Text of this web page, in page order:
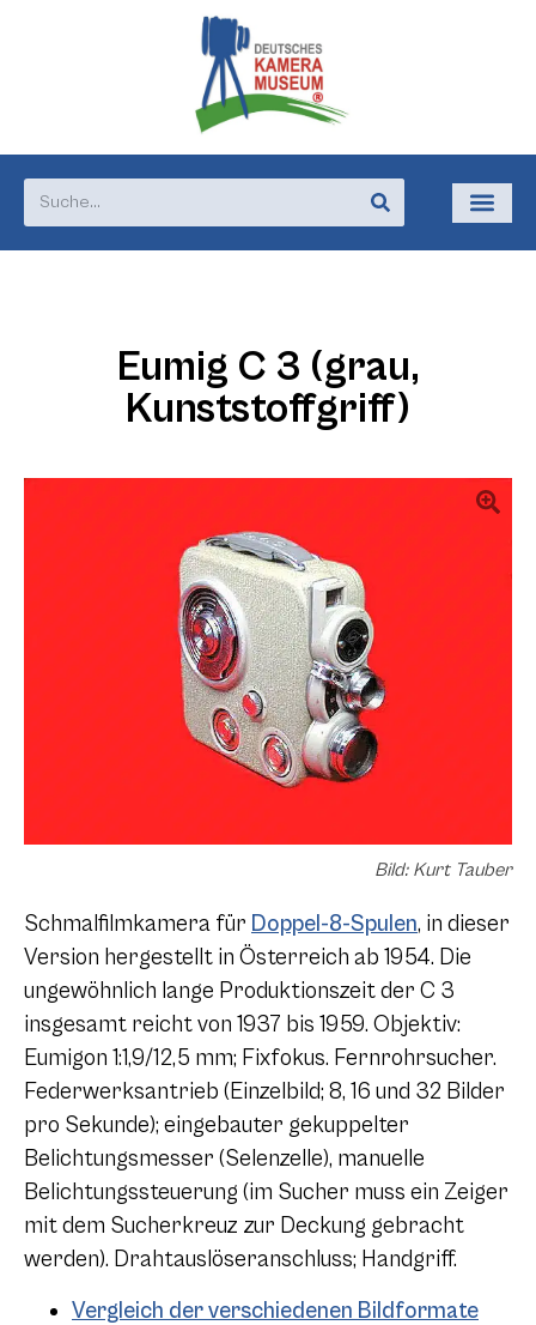
Eumig C 3 (grau,
Kunststoffgriff)
Bild: Kurt Tauber
Schmalfilmkamera für Doppel-8-Spulen, in dieser
Version hergestellt in Österreich ab 1954. Die
ungewöhnlich lange Produktionszeit der C 3
insgesamt reicht von 1937 bis 1959. Objektiv:
Eumigon 1:1,9/12,5 mm; Fixfokus. Fernrohrsucher.
Federwerksantrieb (Einzelbild; 8, 16 und 32 Bilder
pro Sekunde); eingebauter gekuppelter
Belichtungsmesser (Selenzelle), manuelle
Belichtungssteuerung (im Sucher muss ein Zeiger
mit dem Sucherkreuz zur Deckung gebracht
werden). Drahtauslöseranschluss; Handgriff.
Vergleich der verschiedenen Bildformate